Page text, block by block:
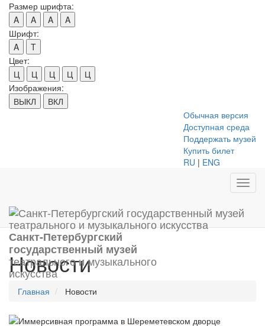
Размер шрифта:
A
A A
A
Шрифт:
A
T
Цвет:
Ц
Ц Ц Ц
Ц
Изображения:
ВЫКЛ
ВКЛ
Обычная версия
Доступная среда
Поддержать музей
Купить билет
RU | ENG
Санкт-Петербургский
государственный музей
театрального и музыкального
искусства
Новости
Главная Новости